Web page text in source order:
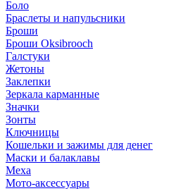
Боло
Браслеты и напульсники
Броши
Броши Oksibrooch
Галстуки
Жетоны
Заклепки
Зеркала карманные
Значки
Зонты
Ключницы
Кошельки и зажимы для денег
Маски и балаклавы
Меха
Мото-аксессуары